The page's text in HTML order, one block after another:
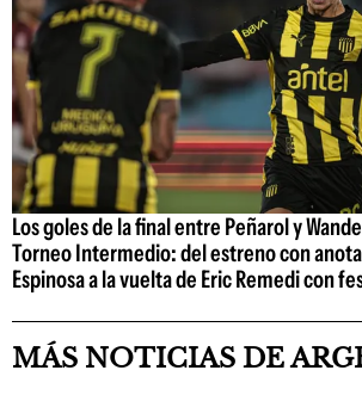
Los goles de la final entre Peñarol y
Torneo Intermedio: del estreno con
Espinosa a la vuelta de Eric Remedi con
MÁS NOTICIAS DE